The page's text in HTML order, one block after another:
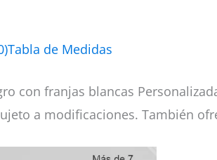
Tabla de Medidas
con franjas blancas
a modificaciones. También